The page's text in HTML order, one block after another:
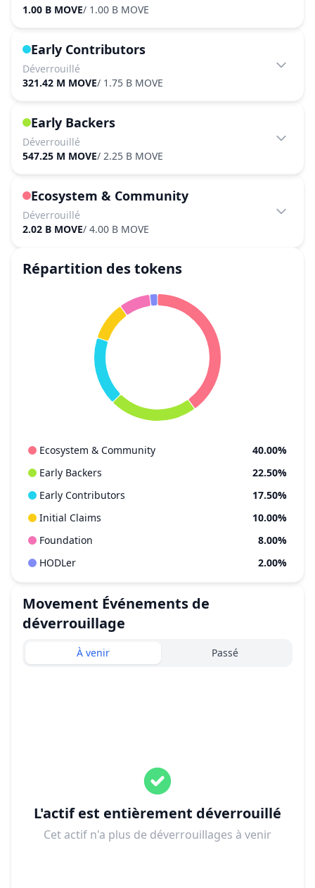
1.00 B MOVE/ 1.00 B MOVE
Early Contributors
Déverrouillé
321.42 M MOVE/ 1.75 B MOVE
Early Backers
Déverrouillé
547.25 M MOVE/ 2.25 B MOVE
Ecosystem & Community
Déverrouillé
2.02 B MOVE/ 4.00 B MOVE
Répartition des tokens
Ecosystem & Community
40.00%
Early Backers
22.50%
Early Contributors
17.50%
Initial Claims
10.00%
Foundation
8.00%
HODLer
2.00%
Movement Événements de
déverrouillage
À venir Passé
L'actif est entièrement déverrouillé
Cet actif n'a plus de déverrouillages à venir